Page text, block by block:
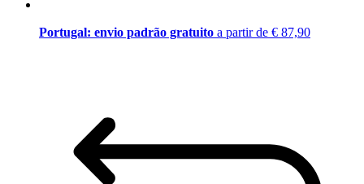
Portugal: envio padrão gratuito a partir de € 87,90